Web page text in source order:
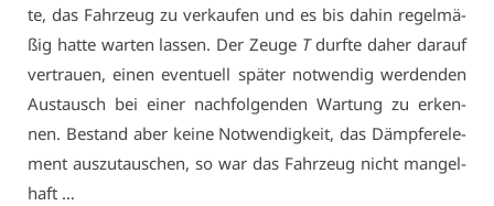
te, das Fahr­zeug zu ver­kau­fen und es bis da­hin re­gel­mä­
ßig hat­te war­ten las­sen. Der Zeu­ge Tdurf­te da­her dar­auf
ver­trau­en, ei­nen even­tu­ell spä­ter not­wen­dig wer­den­den
Aus­tausch bei ei­ner nach­fol­gen­den War­tung zu er­ken­
nen. Be­stand aber kei­ne Not­wen­dig­keit, das Dämp­fe­r­ele­
ment aus­zu­tau­schen, so war das Fahr­zeug nicht man­gel­
haft …